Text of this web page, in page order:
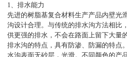
1、排水能力
先进的树脂基复合材料生产产品内壁光
沟设计合理。与传统的排水沟方法相比
供更强的排水，不会在路面上留下大量
排水沟的特点，具有防渗、防漏的特点
水沟表面无砂层，光滑。不同颜色的产